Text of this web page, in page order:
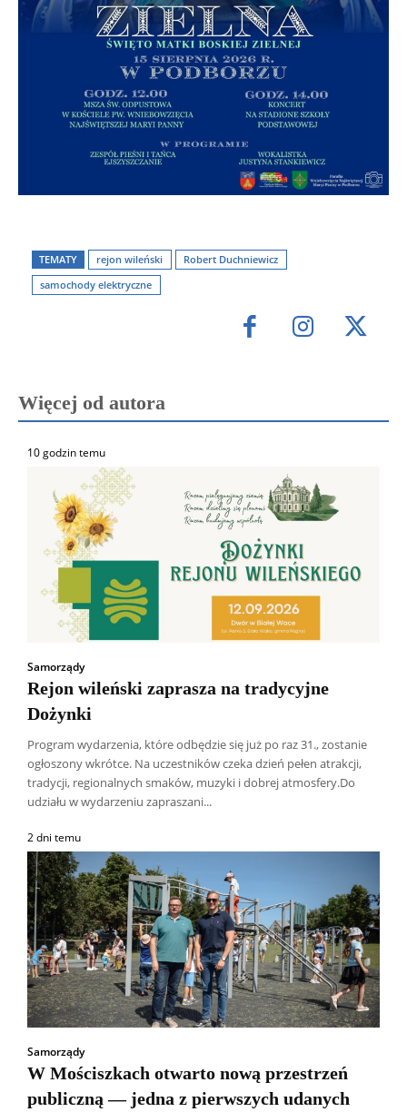
TEMATY rejon wileński
Robert Duchniewicz
samochody elektryczne
Więcej od autora
10 godzin temu
Samorządy
Rejon wileński zaprasza na tradycyjne
Dożynki
Program wydarzenia, które odbędzie się już po raz 31., zostanie
ogłoszony wkrótce. Na uczestników czeka dzień pełen atrakcji,
tradycji, regionalnych smaków, muzyki i dobrej atmosfery.Do
udziału w wydarzeniu zapraszani...
2 dni temu
Samorządy
W Mościszkach otwarto nową przestrzeń
publiczną — jedna z pierwszych udanych